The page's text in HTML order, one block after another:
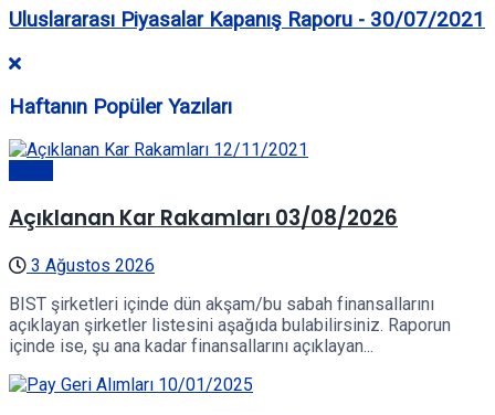
Uluslararası Piyasalar Kapanış Raporu - 30/07/2021
Haftanın Popüler Yazıları
Açıklanan Kar Rakamları 03/08/2026
3 Ağustos 2026
BIST şirketleri içinde dün akşam/bu sabah finansallarını
açıklayan şirketler listesini aşağıda bulabilirsiniz. Raporun
içinde ise, şu ana kadar finansallarını açıklayan...